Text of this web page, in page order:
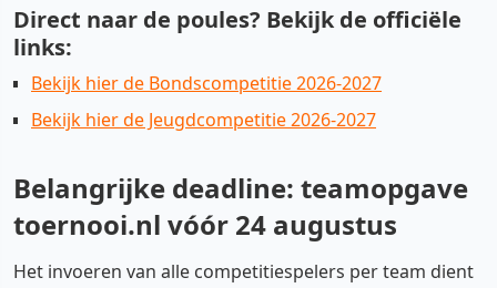
Direct naar de poules? Bekijk de officiële
links:
Bekijk hier de Bondscompetitie 2026-2027
Bekijk hier de Jeugdcompetitie 2026-2027
Belangrijke deadline: teamopgave
toernooi.nl vóór 24 augustus
Het invoeren van alle competitiespelers per team dient